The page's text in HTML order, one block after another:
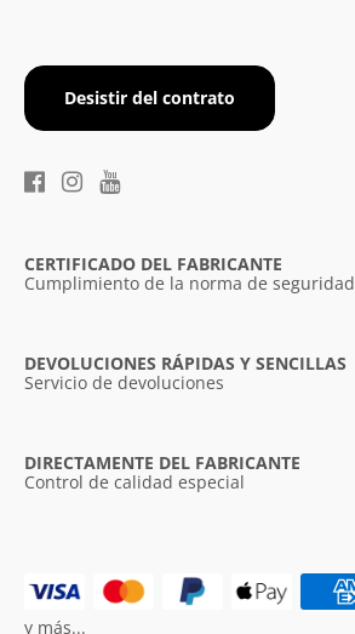
Desistir del contrato
CERTIFICADO DEL FABRICANTE
Cumplimiento de la norma de seguridad
DEVOLUCIONES RÁPIDAS Y SENCILLAS
Servicio de devoluciones
DIRECTAMENTE DEL FABRICANTE
Control de calidad especial
y más...
Wir verwenden Cookies, um die
Benutzerfreundlichkeit unserer Website zu
Verwendung von Cookies gemäß unserer
Cookie-Richtlinie zu.Weitere Informationen
PERFORMANCE
FUNKTIONALITÄT